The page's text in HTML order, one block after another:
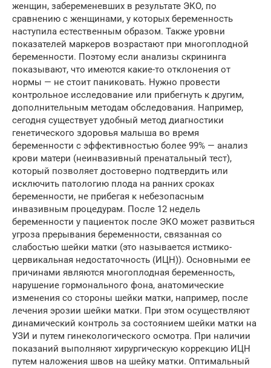
женщин, забеременевших в результате ЭКО, по
сравнению с женщинами, у которых беременность
наступила естественным образом. Также уровни
показателей маркеров возрастают при многоплодной
беременности. Поэтому если анализы скрининга
показывают, что имеются какие-то отклонения от
нормы — не стоит паниковать. Нужно провести
контрольное исследование или прибегнуть к другим,
дополнительным методам обследования. Например,
сегодня существует удобный метод диагностики
генетического здоровья малыша во время
беременности с эффективностью более 99% — анализ
крови матери (неинвазивный пренатальный тест),
который позволяет достоверно подтвердить или
исключить патологию плода на ранних сроках
беременности, не прибегая к небезопасным
инвазивным процедурам. После 12 недель
беременности у пациенток после ЭКО может развиться
угроза прерывания беременности, связанная со
слабостью шейки матки (это называется истмико-
цервикальная недостаточность (ИЦН)). Основными ее
причинами являются многоплодная беременность,
нарушение гормонального фона, анатомические
изменения со стороны шейки матки, например, после
лечения эрозии шейки матки. При этом осуществляют
динамический контроль за состоянием шейки матки на
УЗИ и путем гинекологического осмотра. При наличии
показаний выполняют хирургическую коррекцию ИЦН
путем наложения швов на шейку матки. Оптимальный